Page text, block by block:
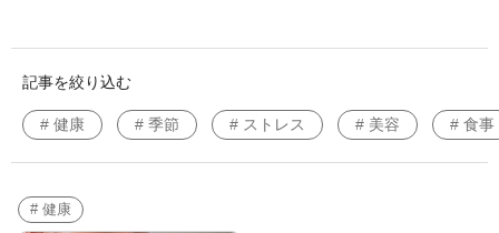
記事を絞り込む
# 健康 # 季節 # ストレス # 美容 # 食事
# 健康